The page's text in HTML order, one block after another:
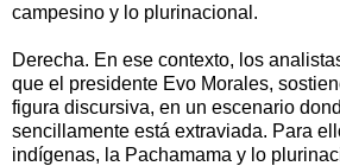
campesino y lo plurinacional.
Derecha. En ese contexto, los
que el presidente Evo Morales,
figura discursiva, en un escenario
sencillamente está extraviada. Para
indígenas, la Pachamama y lo